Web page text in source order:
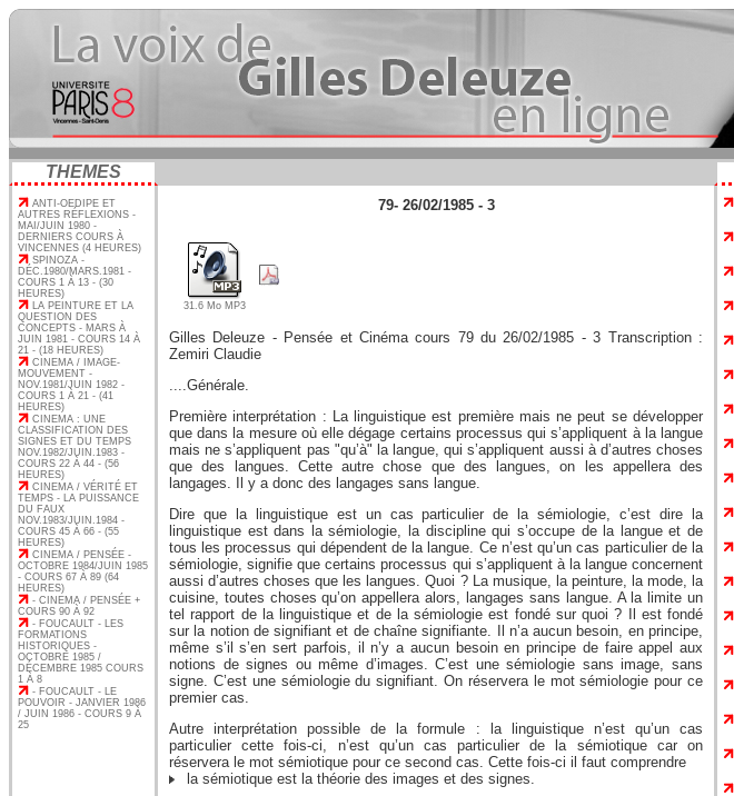
THEMES
ANTI-OEDIPE ET
AUTRES RÉFLEXIONS -
MAI/JUIN 1980 -
DERNIERS COURS À
VINCENNES (4 HEURES)
SPINOZA -
DÉC.1980/MARS.1981 -
COURS 1 À 13 - (30
HEURES)
LA PEINTURE ET LA
QUESTION DES
CONCEPTS - MARS À
JUIN 1981 - COURS 14 À
21 - (18 HEURES)
CINEMA / IMAGE-
MOUVEMENT -
NOV.1981/JUIN 1982 -
COURS 1 À 21 - (41
HEURES)
CINEMA : UNE
CLASSIFICATION DES
SIGNES ET DU TEMPS
NOV.1982/JUIN.1983 -
COURS 22 À 44 - (56
HEURES)
CINEMA / VÉRITÉ ET
TEMPS - LA PUISSANCE
DU FAUX
NOV.1983/JUIN.1984 -
COURS 45 À 66 - (55
HEURES)
CINEMA / PENSÉE -
OCTOBRE 1984/JUIN 1985
- COURS 67 À 89 (64
HEURES)
- CINEMA / PENSÉE +
COURS 90 À 92
- FOUCAULT - LES
FORMATIONS
HISTORIQUES -
OCTOBRE 1985 /
DÉCEMBRE 1985 COURS
1 À 8
- FOUCAULT - LE
POUVOIR - JANVIER 1986
/ JUIN 1986 - COURS 9 À
25
79- 26/02/1985 - 3
31.6 Mo MP3
Gilles Deleuze - Pensée et Cinéma cours 79 du 26/02/1985 - 3 Transcription :
Zemiri Claudie
....Générale.
Première interprétation : La linguistique est première mais ne peut se développer
que dans la mesure où elle dégage certains processus qui s’appliquent à la langue
mais ne s’appliquent pas "qu’à" la langue, qui s’appliquent aussi à d’autres choses
que des langues. Cette autre chose que des langues, on les appellera des
langages. Il y a donc des langages sans langue.
Dire que la linguistique est un cas particulier de la sémiologie, c’est dire la
linguistique est dans la sémiologie, la discipline qui s’occupe de la langue et de
tous les processus qui dépendent de la langue. Ce n’est qu’un cas particulier de la
sémiologie, signifie que certains processus qui s’appliquent à la langue concernent
aussi d’autres choses que les langues. Quoi ? La musique, la peinture, la mode, la
cuisine, toutes choses qu’on appellera alors, langages sans langue. A la limite un
tel rapport de la linguistique et de la sémiologie est fondé sur quoi ? Il est fondé
sur la notion de signifiant et de chaîne signifiante. Il n’a aucun besoin, en principe,
même s’il s’en sert parfois, il n’y a aucun besoin en principe de faire appel aux
notions de signes ou même d’images. C’est une sémiologie sans image, sans
signe. C’est une sémiologie du signifiant. On réservera le mot sémiologie pour ce
premier cas.
Autre interprétation possible de la formule : la linguistique n’est qu’un cas
particulier cette fois-ci, n’est qu’un cas particulier de la sémiotique car on
réservera le mot sémiotique pour ce second cas. Cette fois-ci il faut comprendre
la sémiotique est la théorie des images et des signes.